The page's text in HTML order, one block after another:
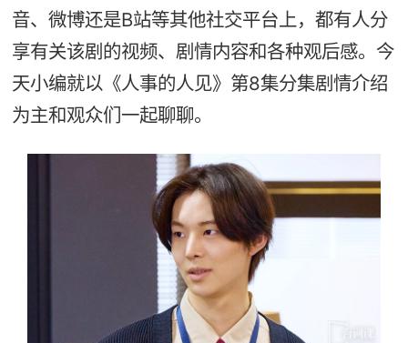
音、微博还是B站等其他社交平台上，都有人分
享有关该剧的视频、剧情内容和各种观后感。今
天小编就以《人事的人见》第8集分集剧情介绍
为主和观众们一起聊聊。